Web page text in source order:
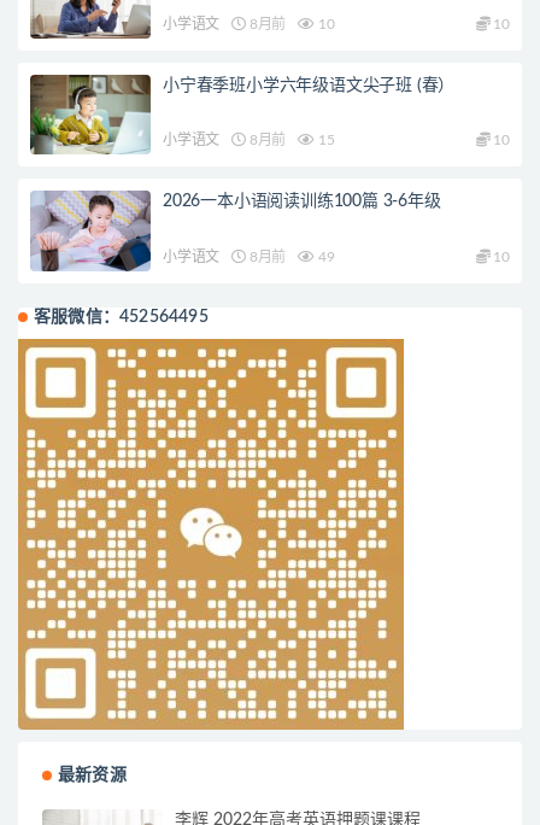
小学语文 8月前 10 10
小宁春季班小学六年级语文尖子班 (春）
小学语文 8月前 15 10
2026一本小语阅读训练100篇 3-6年级
小学语文 8月前 49 10
客服微信：452564495
最新资源
李辉 2022年高考英语押题课课程